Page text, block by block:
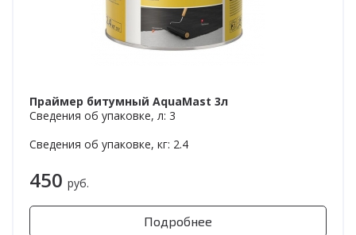
Праймер битумный AquaMast 3л
Сведения об упаковке, л: 3
Сведения об упаковке, кг: 2.4
450 руб.
Подробнее